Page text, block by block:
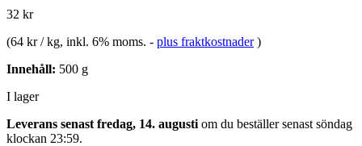
32 kr
(64 kr / kg, inkl. 6% moms. - plus fraktkostnader )
Innehåll: 500 g
I lager
Leverans senast fredag, 14. augusti om du beställer senast söndag
klockan 23:59.